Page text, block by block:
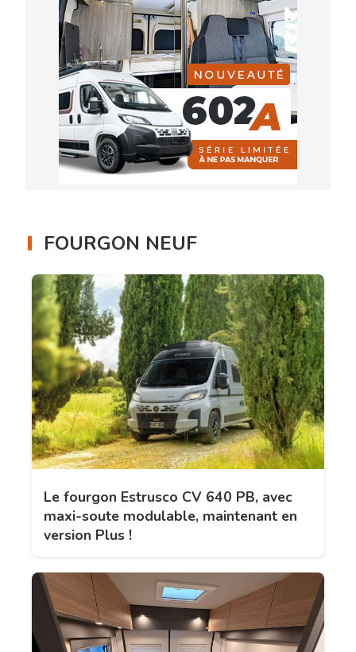
FOURGON NEUF
Le fourgon Estrusco CV 640 PB, avec
maxi-soute modulable, maintenant en
version Plus !